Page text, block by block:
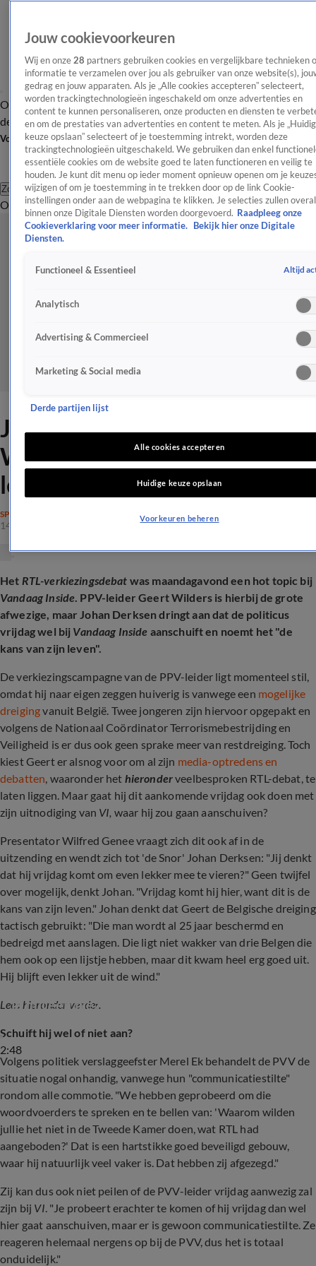
OverzichtAfleveringen Entertainment TV Algemeen
Tip
de redactieNieuwsbrief
Volg Shownieuws
Zoeken
OverzichtEntertainmentSpraakmakendRealityCrimeVideo's
Johan Derksen biedt Geert
Wilders 'de kans van zijn
leven'
SPRAAKMAKEND
14 okt 2025, 15:20
Het RTL-verkiezingsdebat was maandagavond een hot topic bij
Vandaag Inside. PPV-leider Geert Wilders is hierbij de grote
afwezige, maar Johan Derksen dringt aan dat de politicus
vrijdag wel bij Vandaag Inside aanschuift en noemt het "de
kans van zijn leven".
De verkiezingscampagne van de PPV-leider ligt momenteel stil,
omdat hij naar eigen zeggen huiverig is vanwege een mogelijke
dreigingvanuit België. Twee jongeren zijn hiervoor opgepakt en
volgens de Nationaal Coördinator Terrorismebestrijding en
Veiligheid is er dus ook geen sprake meer van restdreiging. Toch
kiest Geert er alsnog voor om al zijn media-optredens en
debatten, waaronder het hieronderveelbesproken RTL-debat, te
laten liggen. Maar gaat hij dit aankomende vrijdag ook doen met
zijn uitnodiging van VI, waar hij zou gaan aanschuiven?
Presentator Wilfred Genee vraagt zich dit ook af in de
uitzending en wendt zich tot 'de Snor' Johan Derksen: "Jij denkt
dat hij vrijdag komt om even lekker mee te vieren?" Geen twijfel
over mogelijk, denkt Johan. "Vrijdag komt hij hier, want dit is de
kans van zijn leven." Johan denkt dat Geert de Belgische dreiging
tactisch gebruikt: "Die man wordt al 25 jaar beschermd en
bedreigd met aanslagen. Die ligt niet wakker van drie Belgen die
hem ook op een lijstje hebben, maar dit kwam heel erg goed uit.
Hij blijft even lekker uit de wind."
Lees hieronder verder.
2:48
René van der Gijp vraagt Wilfred Genee: 'Kan
je mij één plezier doen bij het SBS6-debat?'
Schuift hij wel of niet aan?
Volgens politiek verslaggeefster Merel Ek behandelt de PVV de
situatie nogal onhandig, vanwege hun "communicatiestilte"
rondom alle commotie. "We hebben geprobeerd om die
woordvoerders te spreken en te bellen van: 'Waarom wilden
jullie het niet in de Tweede Kamer doen, wat RTL had
aangeboden?' Dat is een hartstikke goed beveiligd gebouw,
waar hij natuurlijk veel vaker is. Dat hebben zij afgezegd."
Zij kan dus ook niet peilen of de PVV-leider vrijdag aanwezig zal
zijn bij VI. "Je probeert erachter te komen of hij vrijdag dan wel
hier gaat aanschuiven, maar er is gewoon communicatiestilte. Ze
reageren helemaal nergens op bij de PVV, dus het is totaal
onduidelijk."
Jouw cookievoorkeuren
Wij en onze 28 partners gebruiken cookies en vergelijkbare technieken
informatie te verzamelen over jou als gebruiker van onze website(s),
gedrag en jouw apparaten. Als je „Alle cookies accepteren” selecteert,
worden trackingtechnologieën ingeschakeld om onze advertenties en
content te kunnen personaliseren, onze producten en diensten te
en om de prestaties van advertenties en content te meten. Als je
keuze opslaan” selecteert of je toestemming intrekt, worden deze
trackingtechnologieën uitgeschakeld. We gebruiken dan enkel
essentiële cookies om de website goed te laten functioneren en veilig te
houden. Je kunt dit menu op ieder moment opnieuw openen om je
wijzigen of om je toestemming in te trekken door op de link Cookie-
instellingen onder aan de webpagina te klikken. Je selecties zullen overal
binnen onze Digitale Diensten worden doorgevoerd. Raadpleeg onze
Cookieverklaring voor meer informatie.
Bekijk hier onze Digitale
Diensten.
Functioneel & Essentieel Altijd
Analytisch
Advertising & Commercieel
Marketing & Social media
Derde partijen lijst
Alle cookies accepteren
Huidige keuze opslaan
Voorkeuren beheren